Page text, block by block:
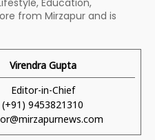
from Mirzapur and is
Virendra Gupta
Editor-in-Chief
(+91) 9453821310